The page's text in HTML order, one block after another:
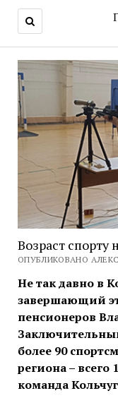
Возраст спорту
ОПУБЛИКОВАНО
Не так давно в
завершающий
пенсионеров
более 90
региона – всего
команда